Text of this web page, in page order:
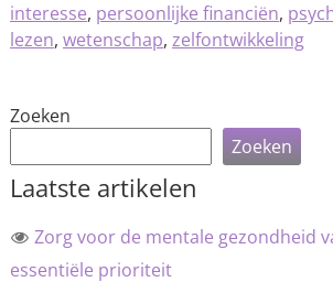
interesse, persoonlijke financiën,
lezen, wetenschap, zelfontwikkeling
Zoeken
Zoeken
Laatste artikelen
Zorg voor de mentale gezondheid
essentiële prioriteit